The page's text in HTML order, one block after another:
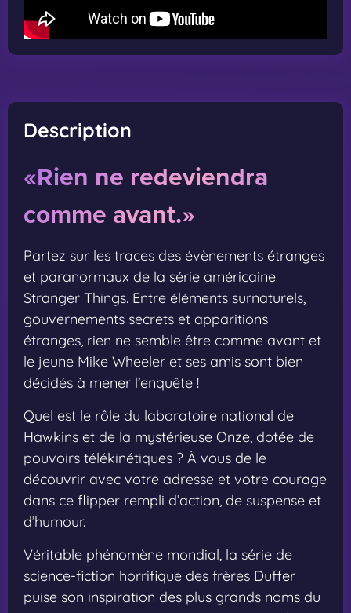
Description
«Rien ne redeviendra
comme avant.»
Partez sur les traces des évènements étranges
et paranormaux de la série américaine
Stranger Things. Entre éléments surnaturels,
gouvernements secrets et apparitions
étranges, rien ne semble être comme avant et
le jeune Mike Wheeler et ses amis sont bien
décidés à mener l’enquête !
Quel est le rôle du laboratoire national de
Hawkins et de la mystérieuse Onze, dotée de
pouvoirs télékinétiques ? À vous de le
découvrir avec votre adresse et votre courage
dans ce flipper rempli d’action, de suspense et
d’humour.
Véritable phénomène mondial, la série de
science-fiction horrifique des frères Duffer
puise son inspiration des plus grands noms du